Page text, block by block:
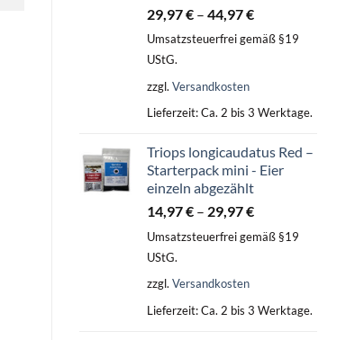
29,97€ – 44,97€
Umsatzsteuerfrei gemäß §19
UStG.
zzgl. Versandkosten
Lieferzeit:Ca. 2 bis 3 Werktage.
Triops longicaudatus Red –
Starterpack mini - Eier
einzeln abgezählt
14,97€ – 29,97€
Umsatzsteuerfrei gemäß §19
UStG.
zzgl. Versandkosten
Lieferzeit:Ca. 2 bis 3 Werktage.